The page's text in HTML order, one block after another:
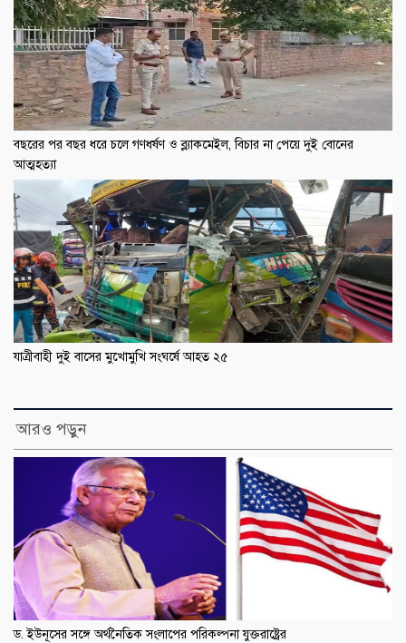
বছরের পর বছর ধরে চলে গণধর্ষণ ও ব্ল্যাকমেইল, বিচার না পেয়ে দুই বোনের
আত্মহত্যা
যাত্রীবাহী দুই বাসের মুখোমুখি সংঘর্ষে আহত ২৫
আরও পড়ুন
ড. ইউনূসের সঙ্গে অর্থনৈতিক সংলাপের পরিকল্পনা যুক্তরাষ্ট্রের